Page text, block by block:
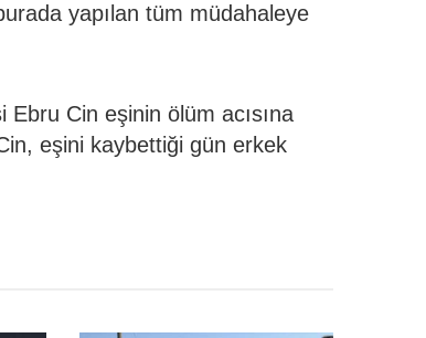
yapılan tüm müdahaleye
Ebru Cin eşinin ölüm acısına
eşini kaybettiği gün erkek